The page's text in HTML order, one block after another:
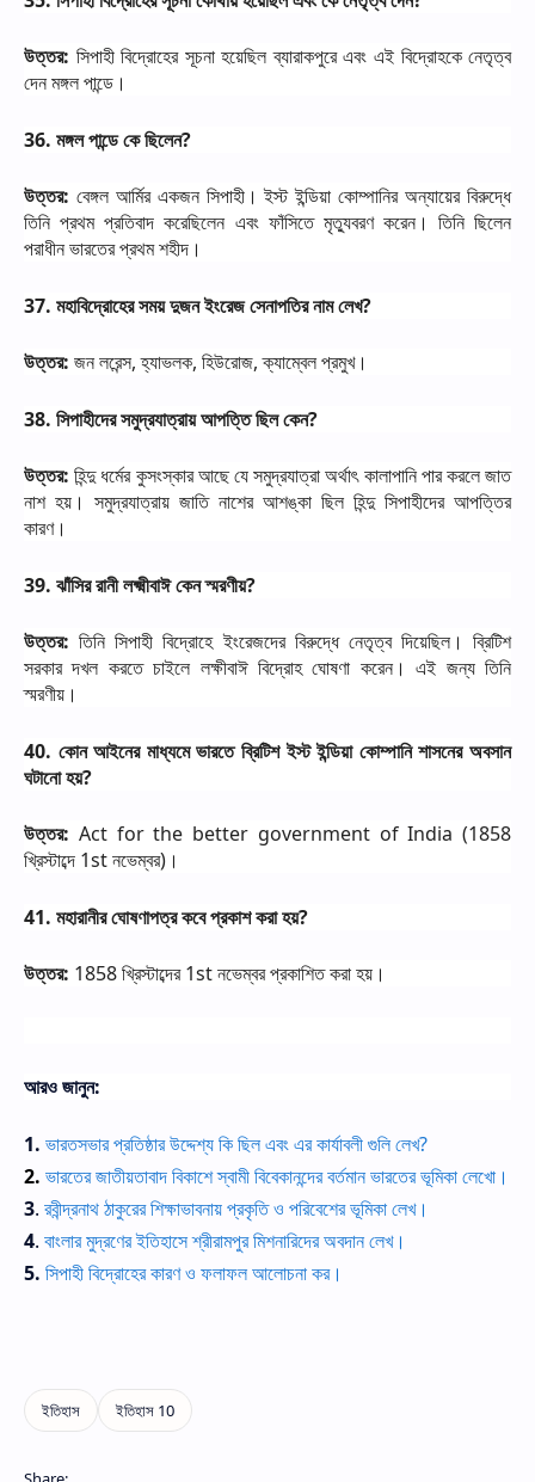
উত্তর: সিপাহী বিদ্রোহের সূচনা হয়েছিল ব্যারাকপুরে এবং এই বিদ্রোহকে নেতৃত্ব
দেনমঙ্গলপান্ডে।
36. মঙ্গলপান্ডেকেছিলেন?
উত্তর: বেঙ্গল আর্মির একজন সিপাহী। ইস্ট ইন্ডিয়া কোম্পানির অন্যায়ের বিরুদ্ধে
তিনি প্রথম প্রতিবাদ করেছিলেন এবং ফাঁসিতে মৃত্যুবরণ করেন। তিনি ছিলেন
পরাধীনভারতেরপ্রথমশহীদ।
37. মহাবিদ্রোহেরসময়দুজনইংরেজসেনাপতিরনামলেখ?
উত্তর: জনলরেন্স,হ্যাভলক, হিউরোজ,ক্যাম্বেলপ্রমুখ।
38. সিপাহীদেরসমুদ্রযাত্রায়আপত্তিছিলকেন?
উত্তর: হিন্দু ধর্মের কুসংস্কার আছেযেসমুদ্রযাত্রাঅর্থাৎ কালাপানি পারকরলেজাত
নাশ হয়। সমুদ্রযাত্রায় জাতি নাশের আশঙ্কা ছিল হিন্দু সিপাহীদের আপত্তির
কারণ।
39. ঝাঁসিররানীলক্ষ্মীবাঈকেনস্মরণীয়?
উত্তর: তিনি সিপাহী বিদ্রোহে ইংরেজদের বিরুদ্ধে নেতৃত্ব দিয়েছিল। ব্রিটিশ
সরকার দখল করতে চাইলে লক্ষীবাঈ বিদ্রোহ ঘোষণা করেন। এই জন্য তিনি
স্মরণীয়।
40. কোন আইনের মাধ্যমে ভারতে ব্রিটিশ ইস্ট ইন্ডিয়া কোম্পানি শাসনের অবসান
ঘটানোহয়?
উত্তর: Act for the better government of India (1858
খ্রিস্টাব্দে 1stনভেম্বর) ।
41. মহারানীরঘোষণাপত্রকবেপ্রকাশকরাহয়?
উত্তর: 1858খ্রিস্টাব্দের1stনভেম্বরপ্রকাশিতকরাহয়।
আরও জানুন:
1. ভারতসভার প্রতিষ্ঠার উদ্দেশ্য কি ছিল এবং এর কার্যাবলী গুলি লেখ?
2. ভারতের জাতীয়তাবাদ বিকাশে স্বামী বিবেকানন্দের বর্তমান ভারতের ভূমিকা লেখো।
3. রবীন্দ্রনাথ ঠাকুরের শিক্ষাভাবনায় প্রকৃতি ও পরিবেশের ভূমিকা লেখ।
4. বাংলার মুদ্রণের ইতিহাসে শ্রীরামপুর মিশনারিদের অবদান লেখ।
5. সিপাহী বিদ্রোহের কারণ ও ফলাফল আলোচনা কর।